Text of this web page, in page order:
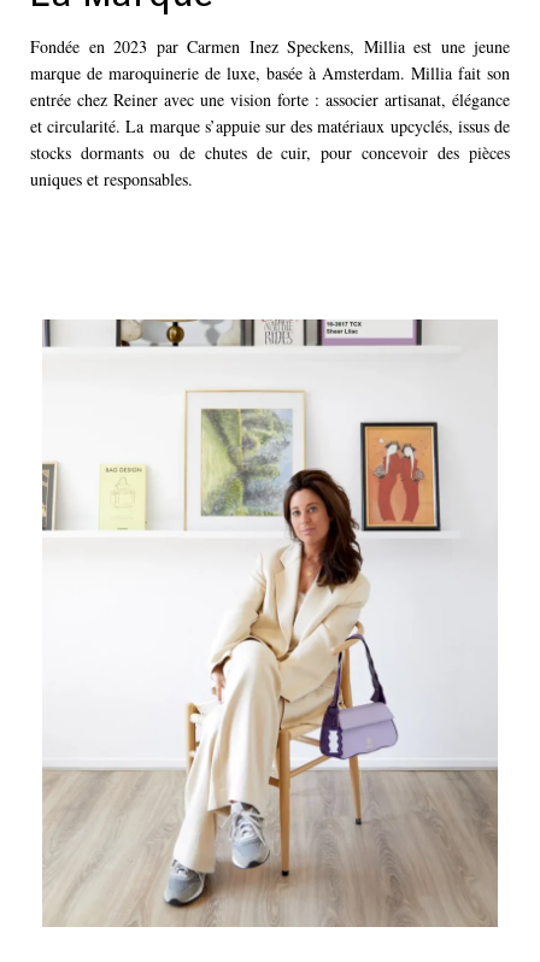
Fondée en 2023 par Carmen Inez Speckens, Millia est une jeune
marque de maroquinerie de luxe, basée à Amsterdam. Millia fait son
entrée chez Reiner avec une vision forte : associer artisanat, élégance
et circularité. La marque s’appuie sur des matériaux upcyclés, issus de
stocks dormants ou de chutes de cuir, pour concevoir des pièces
uniques et responsables.